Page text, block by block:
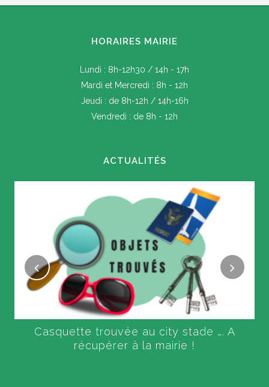
HORAIRES MAIRIE
Lundi : 8h-12h30 / 14h - 17h
Mardi et Mercredi : 8h - 12h
Jeudi : de 8h-12h / 14h-16h
Vendredi : de 8h - 12h
ACTUALITÉS
Casquette trouvée au city stade …. A
récupérer à la mairie !